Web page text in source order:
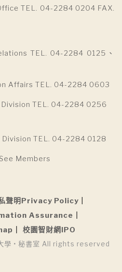
TEL. 04-2284 0204 FAX.
TEL. 04-2284 0125、
Affairs TEL. 04-2284 0603
TEL. 04-2284 0256
TEL. 04-2284 0128
Members
聲明Privacy Policy
Assurance
校園智財網IPO
• 秘書室 All rights reserved